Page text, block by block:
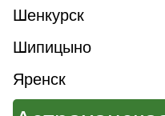
Шенкурск
Шипицыно
Яренск